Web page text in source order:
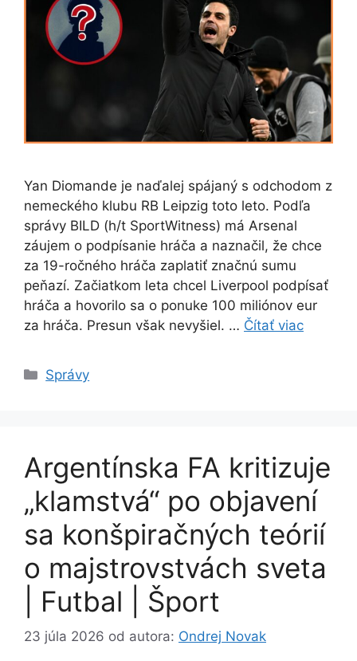
Yan Diomande je naďalej spájaný s odchodom z
nemeckého klubu RB Leipzig toto leto. Podľa
správy BILD (h/t SportWitness) má Arsenal
záujem o podpísanie hráča a naznačil, že chce
za 19-ročného hráča zaplatiť značnú sumu
peňazí. Začiatkom leta chcel Liverpool podpísať
hráča a hovorilo sa o ponuke 100 miliónov eur
za hráča. Presun však nevyšiel. … Čítať viac
Kategórie
Správy
Argentínska FA kritizuje
„klamstvá“ po objavení
sa konšpiračných teórií
o majstrovstvách sveta
| Futbal | Šport
23 júla 2026 od autora: Ondrej Novak